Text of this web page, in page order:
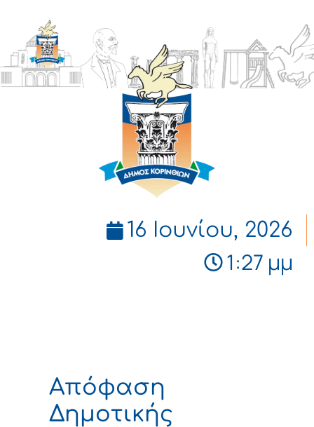
ΔΗΜΟΣ
ΚΟΡΙΝΘΙΩΝ
16 Ιουνίου, 2026
1:27 μμ
Απόφαση
Δημοτικής